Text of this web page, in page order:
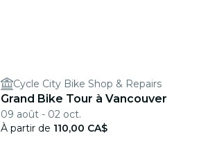
Cycle City Bike Shop & Repairs
Grand Bike Tour à Vancouver
09 août - 02 oct.
À partir de 110,00 CA$